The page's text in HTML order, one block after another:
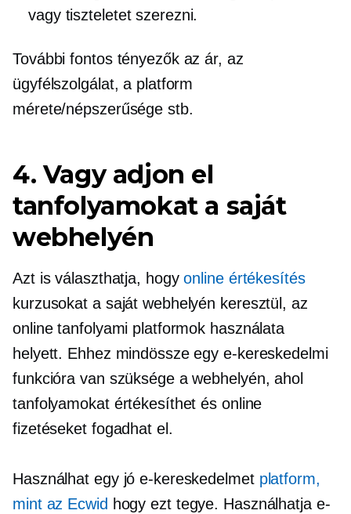
vagy tiszteletet szerezni.
További fontos tényezők az ár, az
ügyfélszolgálat, a platform
mérete/népszerűsége stb.
4. Vagy adjon el
tanfolyamokat a saját
webhelyén
Azt is választhatja, hogyonline értékesítés
kurzusokat a saját webhelyén keresztül, az
online tanfolyami platformok használata
helyett. Ehhez mindössze egy e-kereskedelmi
funkcióra van szüksége a webhelyén, ahol
tanfolyamokat értékesíthet és online
fizetéseket fogadhat el.
Használhat egy jó e-kereskedelmet platform,
mint az Ecwid hogy ezt tegye. Használhatja e-